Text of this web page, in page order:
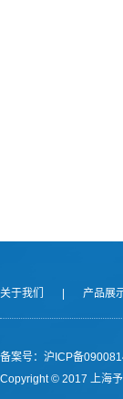
关于我们 产品展
备案号：沪ICP备
Copyright © 2017 上海